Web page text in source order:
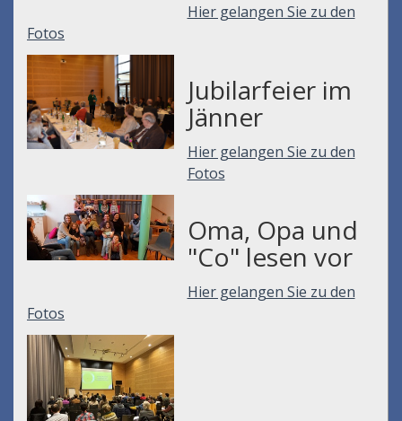
Hier gelangen Sie zu den
Fotos
Jubilarfeier im
Jänner
Hier gelangen Sie zu den
Fotos
Oma, Opa und
"Co" lesen vor
Hier gelangen Sie zu den
Fotos